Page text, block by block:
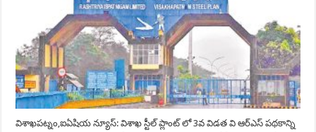
విశాఖపట్నం,ఐఏషియ న్యూస్: విశాఖ స్టీల్ ప్లాంట్ లో 3వ విడత వి ఆర్ఎస్ పథకాన్ని